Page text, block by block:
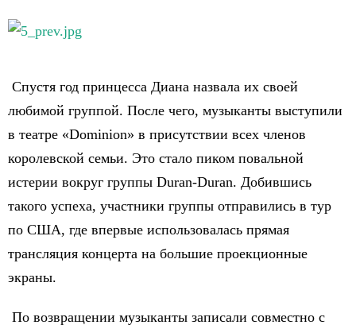
Спустя год принцесса Диана назвала их своей
любимой группой. После чего, музыканты выступили
в театре «Dominion» в присутствии всех членов
королевской семьи. Это стало пиком повальной
истерии вокруг группы Duran-Duran. Добившись
такого успеха, участники группы отправились в тур
по США, где впервые использовалась прямая
трансляция концерта на большие проекционные
экраны.
По возвращении музыканты записали совместно с